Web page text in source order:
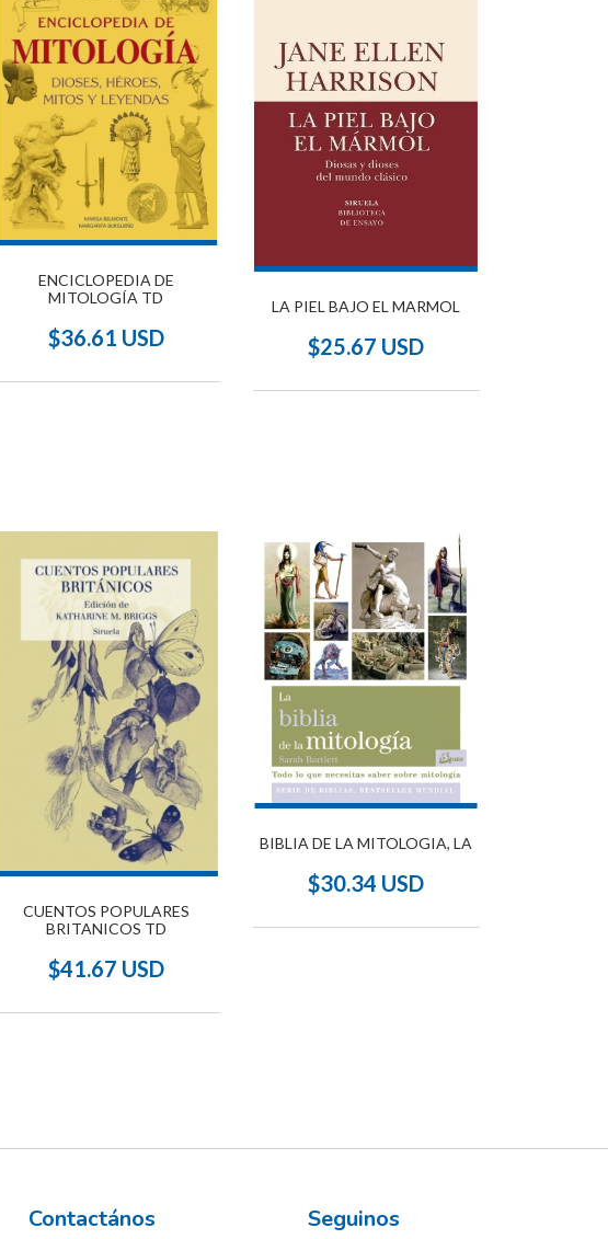
ENCICLOPEDIA DE
MITOLOGÍA TD
$36.61 USD
LA PIEL BAJO EL MARMOL
$25.67 USD
CUENTOS POPULARES
BRITANICOS TD
$41.67 USD
BIBLIA DE LA MITOLOGIA, LA
$30.34 USD
Contactános Seguinos